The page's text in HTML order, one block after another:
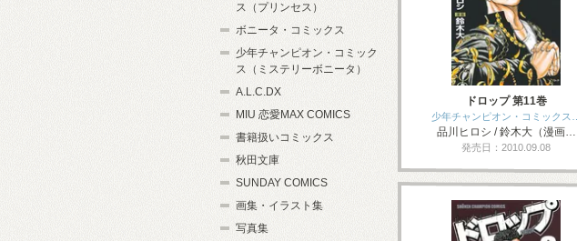
ドロップ 第11巻
少年チャンピオン・コミックス…
品川ヒロシ / 鈴木大（漫画…
発売日：2010.09.08
ス（プリンセス）
ボニータ・コミックス
少年チャンピオン・コミック
ス（ミステリーボニータ）
A.L.C.DX
MIU 恋愛MAX COMICS
書籍扱いコミックス
秋田文庫
SUNDAY COMICS
画集・イラスト集
写真集